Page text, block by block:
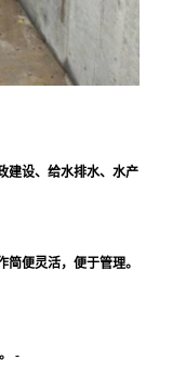
建设、给水排水、水产
便灵活，便于管理。
-